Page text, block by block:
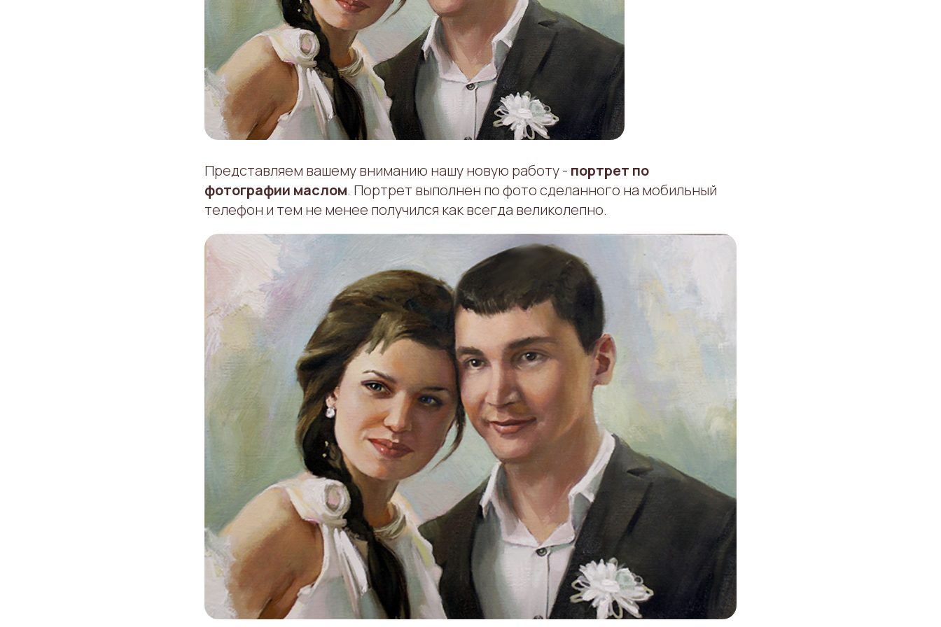
Представляем вашему вниманию нашу новую работу - портрет по
фотографии маслом. Портрет выполнен по фото сделанного на мобильный
телефон и тем не менее получился как всегда великолепно.